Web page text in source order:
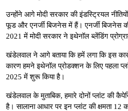
उन्होंने आगे मोदी सरकार की इंडस्ट्रियल
फूड और एनर्जी बिजनेस में हैं। एनर्जी
2021 में मोदी सरकार ने इथेनॉल ब्लेंडिंग
खंडेलवाल ने आगे बताया कि हमें लगा कि इस
कारण हमने इथेनॉल प्रोडक्शन के लिए पहला
2025 में शुरू किया है।
खंडेलवाल के मुताबिक, हमारे दोनों प्लांट की
है। सालाना आधार पर इन प्लांट की क्षमता 12